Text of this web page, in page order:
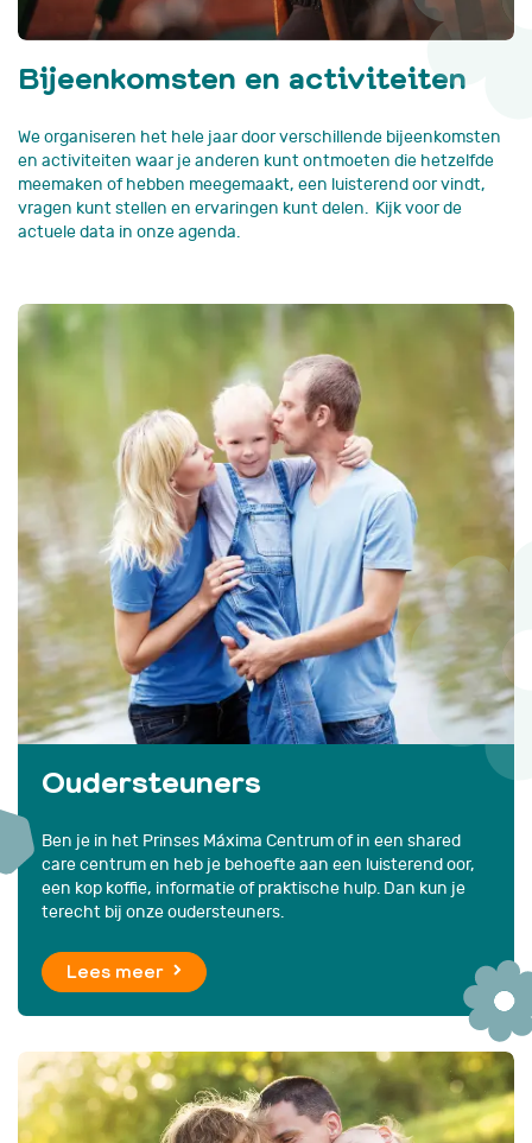
Bijeenkomsten en activiteiten
We organiseren het hele jaar door verschillende bijeenkomsten
en activiteiten waar je anderen kunt ontmoeten die hetzelfde
meemaken of hebben meegemaakt, een luisterend oor vindt,
vragen kunt stellen en ervaringen kunt delen. Kijk voor de
actuele data in onze agenda.
Oudersteuners
Ben je in het Prinses Máxima Centrum of in een shared
care centrum en heb je behoefte aan een luisterend oor,
een kop koffie, informatie of praktische hulp. Dan kun je
terecht bij onze oudersteuners.
Lees meer